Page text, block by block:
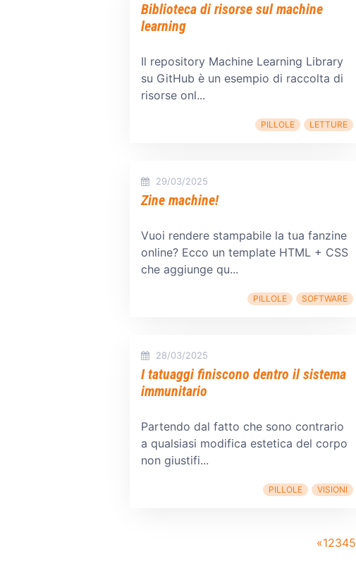
Biblioteca di risorse sul machine
learning
Il repository Machine Learning Library
su GitHub è un esempio di raccolta di
risorse onl...
PILLOLE LETTURE
29/03/2025
Zine machine!
Vuoi rendere stampabile la tua fanzine
online? Ecco un template HTML + CSS
che aggiunge qu...
PILLOLE SOFTWARE
28/03/2025
I tatuaggi finiscono dentro il sistema
immunitario
Partendo dal fatto che sono contrario
a qualsiasi modifica estetica del corpo
non giustifi...
PILLOLE VISIONI
«12345